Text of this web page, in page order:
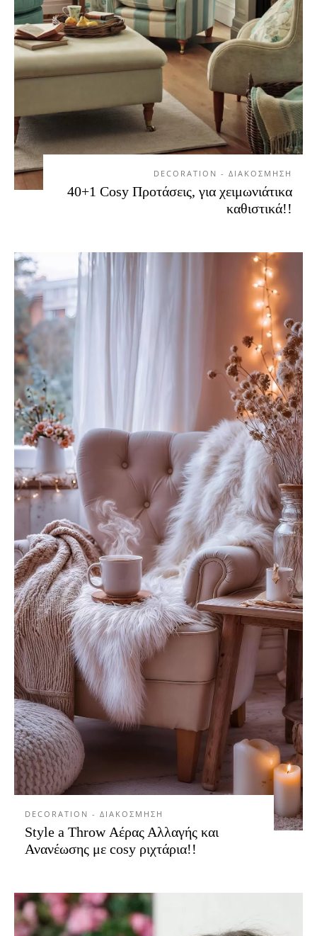
DECORATION - ΔΙΑΚΟΣΜΗΣΗ
40+1 Cosy Προτάσεις, για χειμωνιάτικα
καθιστικά!!
DECORATION - ΔΙΑΚΟΣΜΗΣΗ
Style a Throw Αέρας Αλλαγής και
Ανανέωσης με cosy ριχτάρια!!